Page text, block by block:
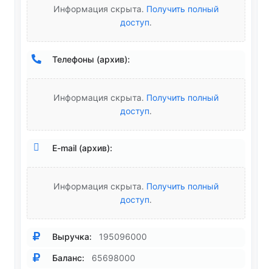
Информация скрыта. Получить полный
доступ.
Телефоны (архив):
Информация скрыта. Получить полный
доступ.
E-mail (архив):
Информация скрыта. Получить полный
доступ.
Выручка: 195096000
Баланс: 65698000